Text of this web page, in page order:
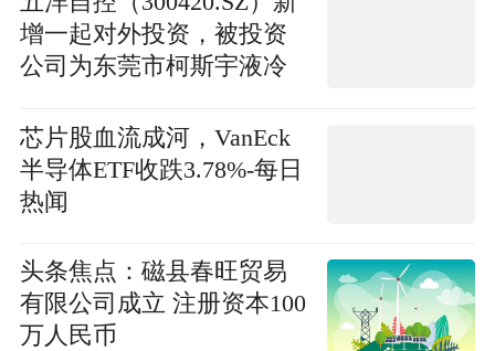
增一起对外投资，被投资
公司为东莞市柯斯宇液冷
芯片股血流成河，VanEck
半导体ETF收跌3.78%-每日
热闻
头条焦点：磁县春旺贸易
有限公司成立 注册资本100
万人民币